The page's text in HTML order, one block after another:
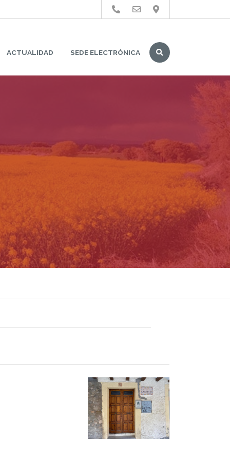
ACTUALIDAD SEDE ELECTRÓNICA
Buscar